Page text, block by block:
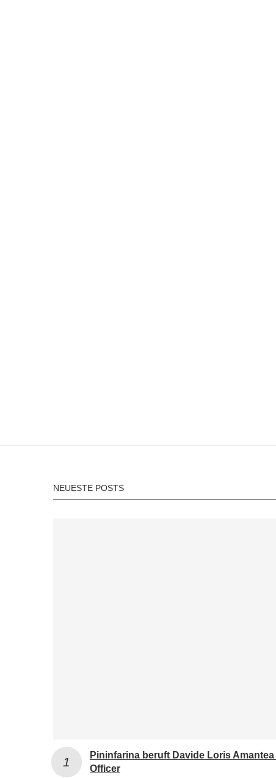
NEUESTE POSTS
Pininfarina beruft Davide Loris
Officer